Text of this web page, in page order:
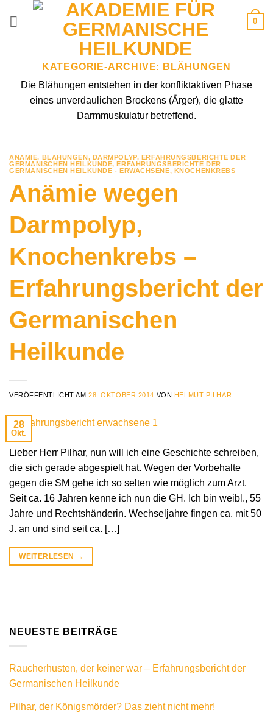
0
KATEGORIE-ARCHIVE: BLÄHUNGEN
Die Blähungen entstehen in der konfliktaktiven Phase
eines unverdaulichen Brockens (Ärger), die glatte
Darmmuskulatur betreffend.
ANÄMIE, BLÄHUNGEN, DARMPOLYP, ERFAHRUNGSBERICHTE DER
GERMANISCHEN HEILKUNDE,ERFAHRUNGSBERICHTE DER
GERMANISCHEN HEILKUNDE - ERWACHSENE, KNOCHENKREBS
Anämie wegen
Darmpolyp,
Knochenkrebs –
Erfahrungsbericht der
Germanischen
Heilkunde
VERÖFFENTLICHT AM28. OKTOBER 2014 VON HELMUT PILHAR
28
Okt.
Lieber Herr Pilhar, nun will ich eine Geschichte schreiben,
die sich gerade abgespielt hat. Wegen der Vorbehalte
gegen die SM gehe ich so selten wie möglich zum Arzt.
Seit ca. 16 Jahren kenne ich nun die GH. Ich bin weibl., 55
Jahre und Rechtshänderin. Wechseljahre fingen ca. mit 50
J. an und sind seit ca. […]
WEITERLESEN →
NEUESTE BEITRÄGE
Raucherhusten, der keiner war – Erfahrungsbericht der
Germanischen Heilkunde
Pilhar, der Königsmörder? Das zieht nicht mehr!